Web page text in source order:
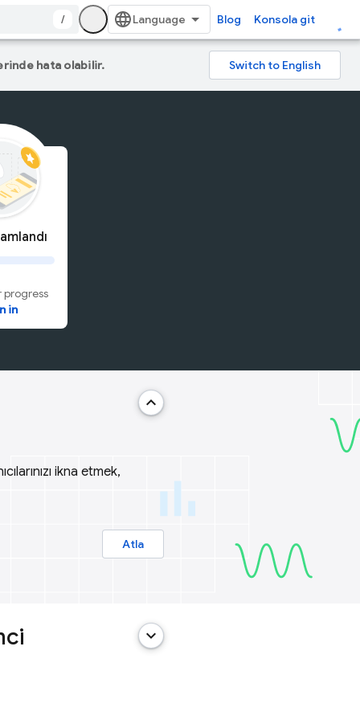
/ Blog Konsola git
hata olabilir.
progress
in
keyboard_arrow_up
ikna etmek,
Atla
keyboard_arrow_down